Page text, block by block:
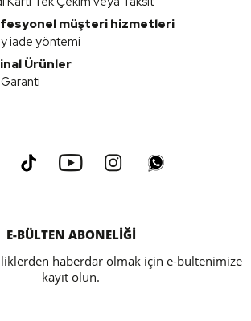
müşteri hizmetleri
iade yöntemi
Ürünler
Garanti
E-BÜLTEN ABONELİĞİ
haberdar olmak için e-bültenimize
kayıt olun.